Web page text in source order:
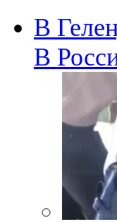
В
В